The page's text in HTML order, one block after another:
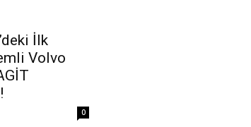
İlk
Volvo
0